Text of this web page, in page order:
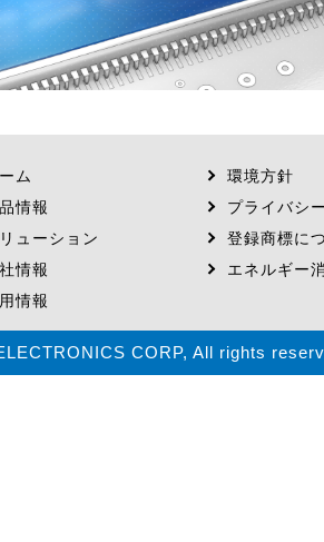
ム
情報
ューション
情報
情報
環境方針
プライバシ
登録商標に
エネルギー
CORP, All rights